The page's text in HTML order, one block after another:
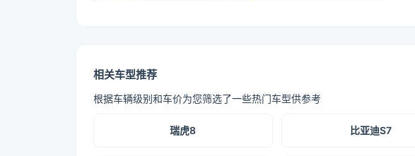
相关车型推荐
根据车辆级别和车价为您筛选了一些热门车型供参考
瑞虎8 比亚迪S7